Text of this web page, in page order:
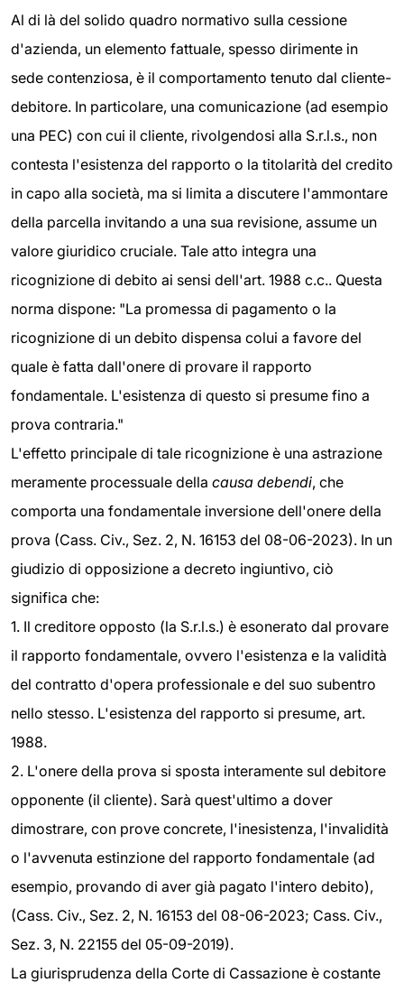
Al di là del solido quadro normativo sulla cessione
d'azienda, un elemento fattuale, spesso dirimente in
sede contenziosa, è il comportamento tenuto dal cliente-
debitore. In particolare, una comunicazione (ad esempio
una PEC) con cui il cliente, rivolgendosi alla S.r.l.s., non
contesta l'esistenza del rapporto o la titolarità del credito
in capo alla società, ma si limita a discutere l'ammontare
della parcella invitando a una sua revisione, assume un
valore giuridico cruciale. Tale atto integra una
ricognizione di debito ai sensi dell'art. 1988 c.c.. Questa
norma dispone: "La promessa di pagamento o la
ricognizione di un debito dispensa colui a favore del
quale è fatta dall'onere di provare il rapporto
fondamentale. L'esistenza di questo si presume fino a
prova contraria."
L'effetto principale di tale ricognizione è una astrazione
meramente processuale della causa debendi, che
comporta una fondamentale inversione dell'onere della
prova (Cass. Civ., Sez. 2, N. 16153 del 08-06-2023). In un
giudizio di opposizione a decreto ingiuntivo, ciò
significa che:
1. Il creditore opposto (la S.r.l.s.) è esonerato dal provare
il rapporto fondamentale, ovvero l'esistenza e la validità
del contratto d'opera professionale e del suo subentro
nello stesso. L'esistenza del rapporto si presume, art.
1988.
2. L'onere della prova si sposta interamente sul debitore
opponente (il cliente). Sarà quest'ultimo a dover
dimostrare, con prove concrete, l'inesistenza, l'invalidità
o l'avvenuta estinzione del rapporto fondamentale (ad
esempio, provando di aver già pagato l'intero debito),
(Cass. Civ., Sez. 2, N. 16153 del 08-06-2023; Cass. Civ.,
Sez. 3, N. 22155 del 05-09-2019).
La giurisprudenza della Corte di Cassazione è costante